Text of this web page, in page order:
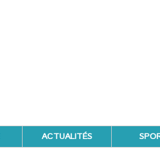
ACTUALITÉS